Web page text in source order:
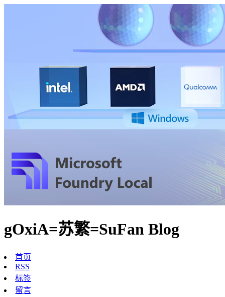
gOxiA=苏繁=SuFan Blog
首页
RSS
标签
留言